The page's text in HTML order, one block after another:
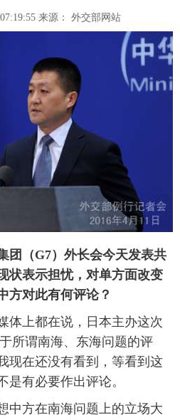
食品
信息化 数据
军事
新华广播
新华电视英文 返回PC
来源： 外交部网站
团（G7）外长会今天发表共
状表示担忧，对单方面改变
方对此有何评论？
上都在说，日本主办这次
所谓南海、东海问题的评
现在还没有看到，等看到这
是有必要作出评论。
方在南海问题上的立场大